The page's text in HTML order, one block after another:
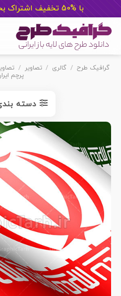
با %50 تخفیف اشتراک بخر
content
گرافیک طرح / گالری / تصاویر /
پرچم
دسته